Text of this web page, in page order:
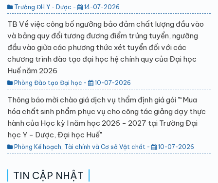
Trường ĐH Y - Dược - 14-07-2026
TB Về việc công bố ngưỡng bảo đảm chất lượng đầu vào
và bảng quy đổi tương đương điểm trúng tuyển, ngưỡng
đầu vào giữa các phương thức xét tuyển đối với các
chương trình đào tạo đại học hệ chính quy của Đại học
Huế năm 2026
Phòng Đào tạo Đại học - 10-07-2026
Thông báo mời chào giá dịch vụ thẩm định giá gói "“Mua
hóa chất sinh phẩm phục vụ cho công tác giảng dạy thực
hành của Học kỳ I năm học 2026 - 2027 tại Trường Đại
học Y - Dược, Đại học Huế"
Phòng Kế hoạch, Tài chính và Cơ sở Vật chất - 10-07-2026
TIN CẬP NHẬT